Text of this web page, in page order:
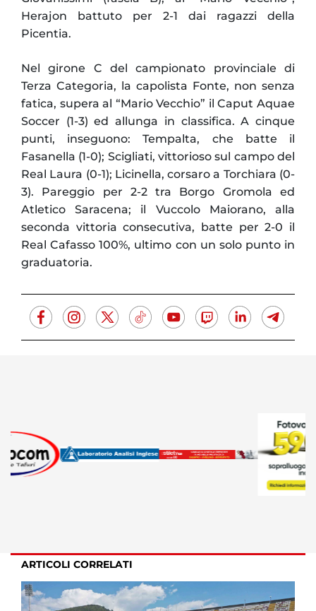
Herajon battuto per 2-1 dai ragazzi della
Picentia.
Nel girone C del campionato provinciale di
Terza Categoria, la capolista Fonte, non senza
fatica, supera al “Mario Vecchio” il Caput Aquae
Soccer (1-3) ed allunga in classifica. A cinque
punti, inseguono: Tempalta, che batte il
Fasanella (1-0); Scigliati, vittorioso sul campo del
Real Laura (0-1); Licinella, corsaro a Torchiara (0-
3). Pareggio per 2-2 tra Borgo Gromola ed
Atletico Saracena; il Vuccolo Maiorano, alla
seconda vittoria consecutiva, batte per 2-0 il
Real Cafasso 100%, ultimo con un solo punto in
graduatoria.
ARTICOLI CORRELATI